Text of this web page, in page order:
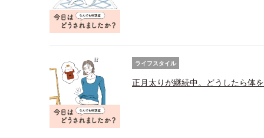
ライフスタイル
正月太りが継続中。どうしたら体